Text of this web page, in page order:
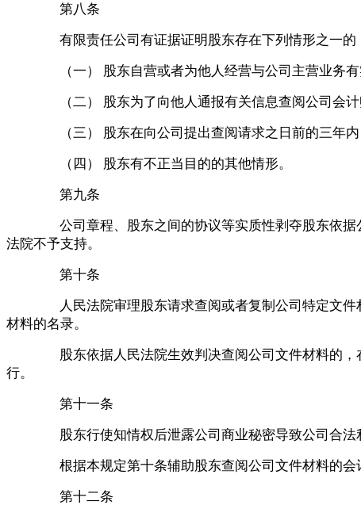
第八条
有限责任公司有证据证明股东存在下列情形之一
（一） 股东自营或者为他人经营与公司主营业务
（二） 股东为了向他人通报有关信息查阅公司会
（三） 股东在向公司提出查阅请求之日前的三年
（四） 股东有不正当目的的其他情形。
第九条
公司章程、股东之间的协议等实质性剥夺股东依
法院不予支持。
第十条
人民法院审理股东请求查阅或者复制公司特定文
材料的名录。
股东依据人民法院生效判决查阅公司文件材料的
行。
第十一条
股东行使知情权后泄露公司商业秘密导致公司合
根据本规定第十条辅助股东查阅公司文件材料的
第十二条